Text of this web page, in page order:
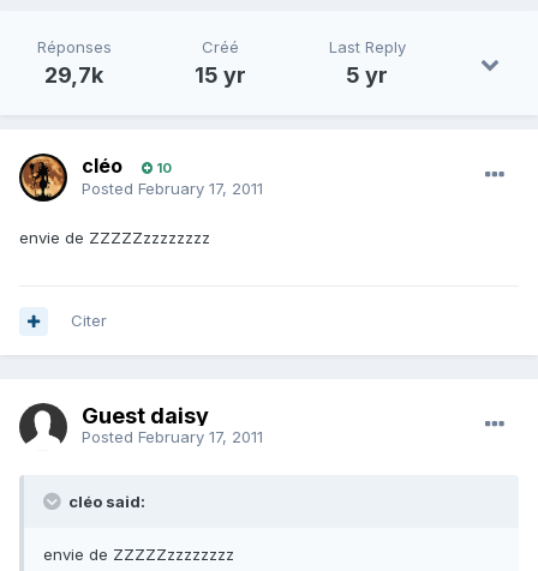
Réponses
29,7k
Créé
15 yr
Last Reply
5 yr
cléo 10
Posted February 17, 2011
envie de ZZZZZzzzzzzzz
Citer
Guest daisy
Posted February 17, 2011
cléo said:
envie de ZZZZZzzzzzzzz